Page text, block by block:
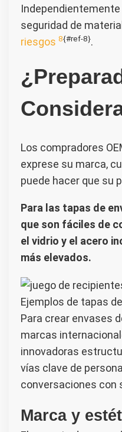
seguridad de
riesgos 8{#ref-8}.
Los compradores
exprese su marca,
puede hacer que su
Para las tapas de
que son fáciles de
el vidrio y el acero
más elevados.
Ejemplos de tapas
Para crear envases
marcas
innovadoras
vías clave de
conversaciones con
Marca y